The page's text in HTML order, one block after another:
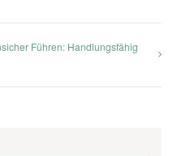
Führen: Handlungsfähig